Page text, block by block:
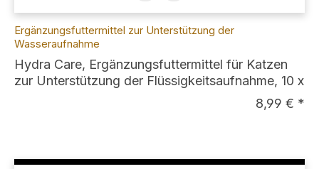
Ergänzungsfuttermittel zur Unterstützung der
Wasseraufnahme
Hydra Care, Ergänzungsfuttermittel für Katzen
zur Unterstützung der Flüssigkeitsaufnahme, 10 x
8,99 € *